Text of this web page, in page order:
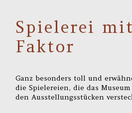
Spielerei
Faktor
Ganz besonders toll und
die Spielereien, die das
den Ausstellungsstücken